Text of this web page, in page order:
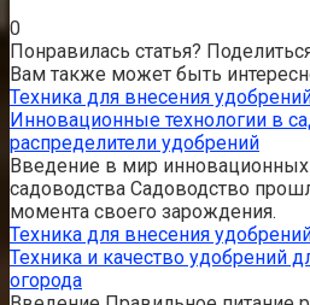
0
Понравилась статья?
Вам также может быть
Техника для внесения
Инновационные технологии в
распределители удобрений
Введение в мир инновационных
садоводства Садоводство
момента своего зарождения.
Техника для внесения
Техника и качество удобрений
огорода